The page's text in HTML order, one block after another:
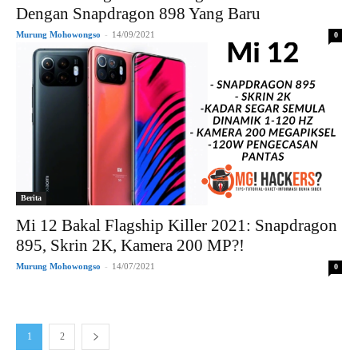
Dengan Snapdragon 898 Yang Baru
Murung Mohowongso - 14/09/2021 0
Berita
Mi 12 Bakal Flagship Killer 2021: Snapdragon
895, Skrin 2K, Kamera 200 MP?!
Murung Mohowongso - 14/07/2021 0
1 2